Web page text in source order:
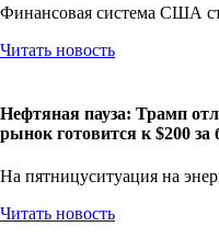
Финансовая система США
Читать новость
Нефтяная пауза: Трамп
рынок готовится к $200 за
На пятницуситуация на
Читать новость